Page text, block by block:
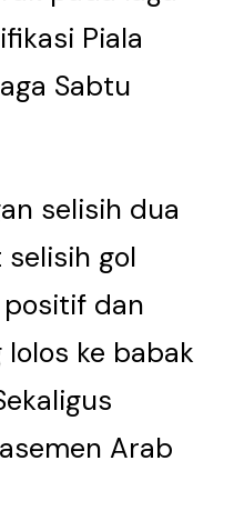
Piala
Sabtu
selisih dua
gol
dan
ke babak
Arab